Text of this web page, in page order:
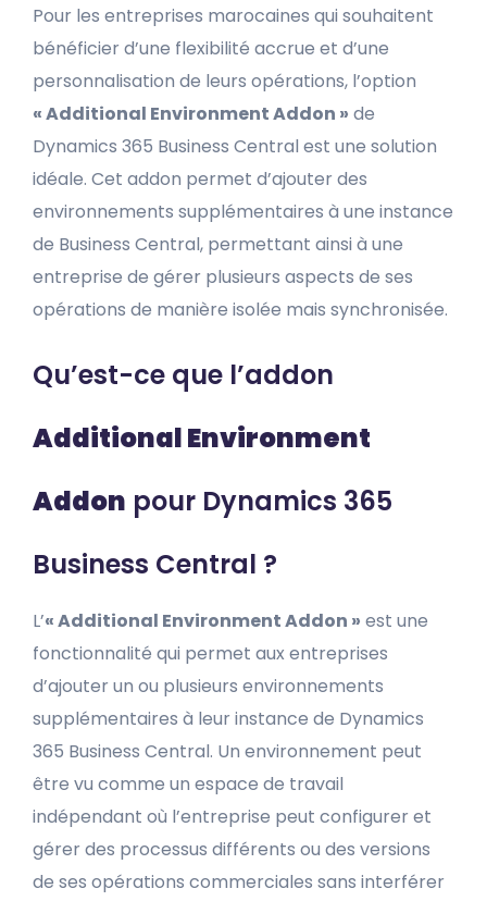
Pour les entreprises marocaines qui souhaitent
bénéficier d’une flexibilité accrue et d’une
personnalisation de leurs opérations, l’option
« Additional Environment Addon » de
Dynamics 365 Business Central est une solution
idéale. Cet addon permet d’ajouter des
environnements supplémentaires à une instance
de Business Central, permettant ainsi à une
entreprise de gérer plusieurs aspects de ses
opérations de manière isolée mais synchronisée.
Qu’est-ce que l’addon
Additional Environment
Addon pour Dynamics 365
Business Central ?
L’« Additional Environment Addon » est une
fonctionnalité qui permet aux entreprises
d’ajouter un ou plusieurs environnements
supplémentaires à leur instance de Dynamics
365 Business Central. Un environnement peut
être vu comme un espace de travail
indépendant où l’entreprise peut configurer et
gérer des processus différents ou des versions
de ses opérations commerciales sans interférer